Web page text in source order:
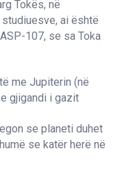
Tokës, në
ai është
107, se sa Toka
se planeti duhet
se katër herë në